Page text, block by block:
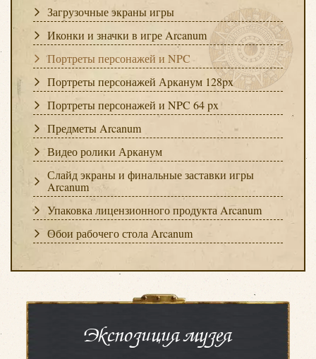
Загрузочные экраны игры
Иконки и значки в игре Arcanum
Портреты персонажей и NPC
Портреты персонажей Арканум 128px
Портреты персонажей и NPC 64 px
Предметы Arcanum
Видео ролики Арканум
Слайд экраны и финальные заставки игры
Arcanum
Упаковка лицензионного продукта Arcanum
Обои рабочего стола Arcanum
Экспозиция музея